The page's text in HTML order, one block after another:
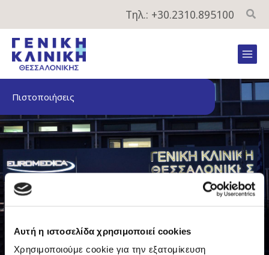
Αυτή η ιστοσελίδα χρησιμοποιεί cookies
Χρησιμοποιούμε cookie για την εξατομίκευση
περιεχόμενο
Τηλ.: +30.2310.895100
Πιστοποιήσεις